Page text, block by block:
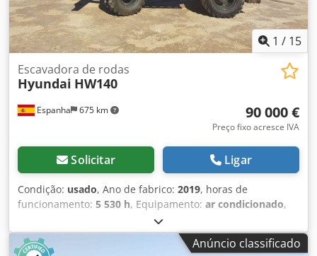
1 / 15
Espanha 675 km
Escavadora de rodas
Hyundai HW140
90 000 €
Preço fixo acresce IVA
Solicitar Ligar
Condição: usado, Ano de fabrico: 2019, horas de
funcionamento: 5 530 h, Equipamento: ar condicionado,
Ano de fabrico: 2019 Tração: Rodas Peso em vazio: 14.000
kg Dimensões (C x L x A): 769 x 250 x 314 cm Dedpfx Aasy
Nwz Deiokr
Anúncio classificado